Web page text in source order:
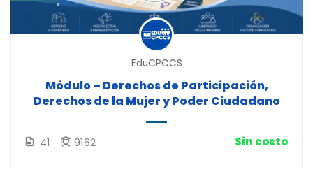
EduCPCCS
Módulo – Derechos de Participación,
Derechos de la Mujer y Poder Ciudadano
41 9162 Sin costo